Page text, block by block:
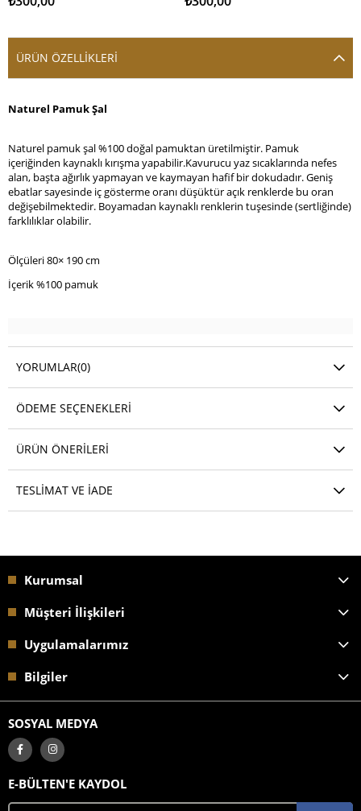
ÜRÜN ÖZELLIKLERI
Naturel Pamuk Şal
Naturel pamuk şal %100 doğal pamuktan üretilmiştir. Pamuk
içeriğinden kaynaklı kırışma yapabilir.Kavurucu yaz sıcaklarında nefes
alan, başta ağırlık yapmayan ve kaymayan hafif bir dokudadır. Geniş
ebatlar sayesinde iç gösterme oranı düşüktür açık renklerde bu oran
değişebilmektedir. Boyamadan kaynaklı renklerin tuşesinde (sertliğinde)
farklılıklar olabilir.
Ölçüleri 80× 190 cm
İçerik %100 pamuk
YORUMLAR(0)
ÖDEME SEÇENEKLERI
ÜRÜN ÖNERILERI
TESLIMAT VE İADE
Kurumsal
Müşteri İlişkileri
Uygulamalarımız
Bilgiler
SOSYAL MEDYA
E-BÜLTEN'E KAYDOL